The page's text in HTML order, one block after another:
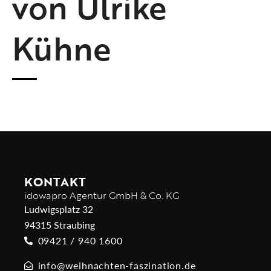
Kühne
KONTAKT
idowapro Agentur GmbH & Co. KG
Ludwigsplatz 32
94315 Straubing
09421 / 940 1600
info@weihnachten-faszination.de